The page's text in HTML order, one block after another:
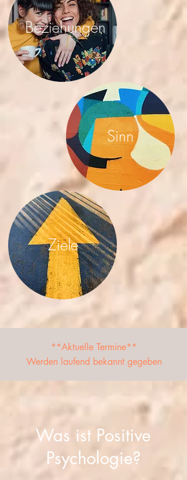
Beziehungen
Sinn
Ziele
**Aktuelle Termine**
Werden laufend bekannt gegeben
Was ist Positive
Psychologie?